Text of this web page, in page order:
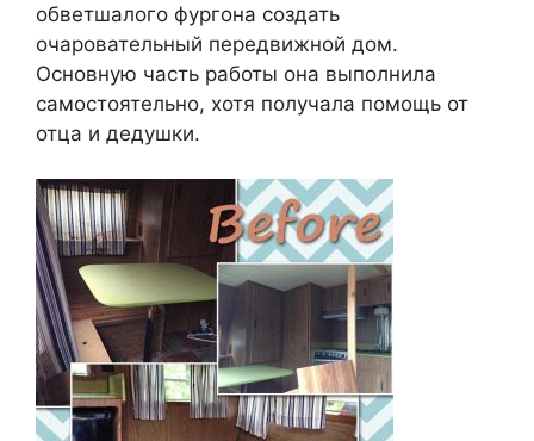
обветшалого фургона создать
очаровательный передвижной дом.
Основную часть работы она выполнила
самостоятельно, хотя получала помощь от
отца и дедушки.